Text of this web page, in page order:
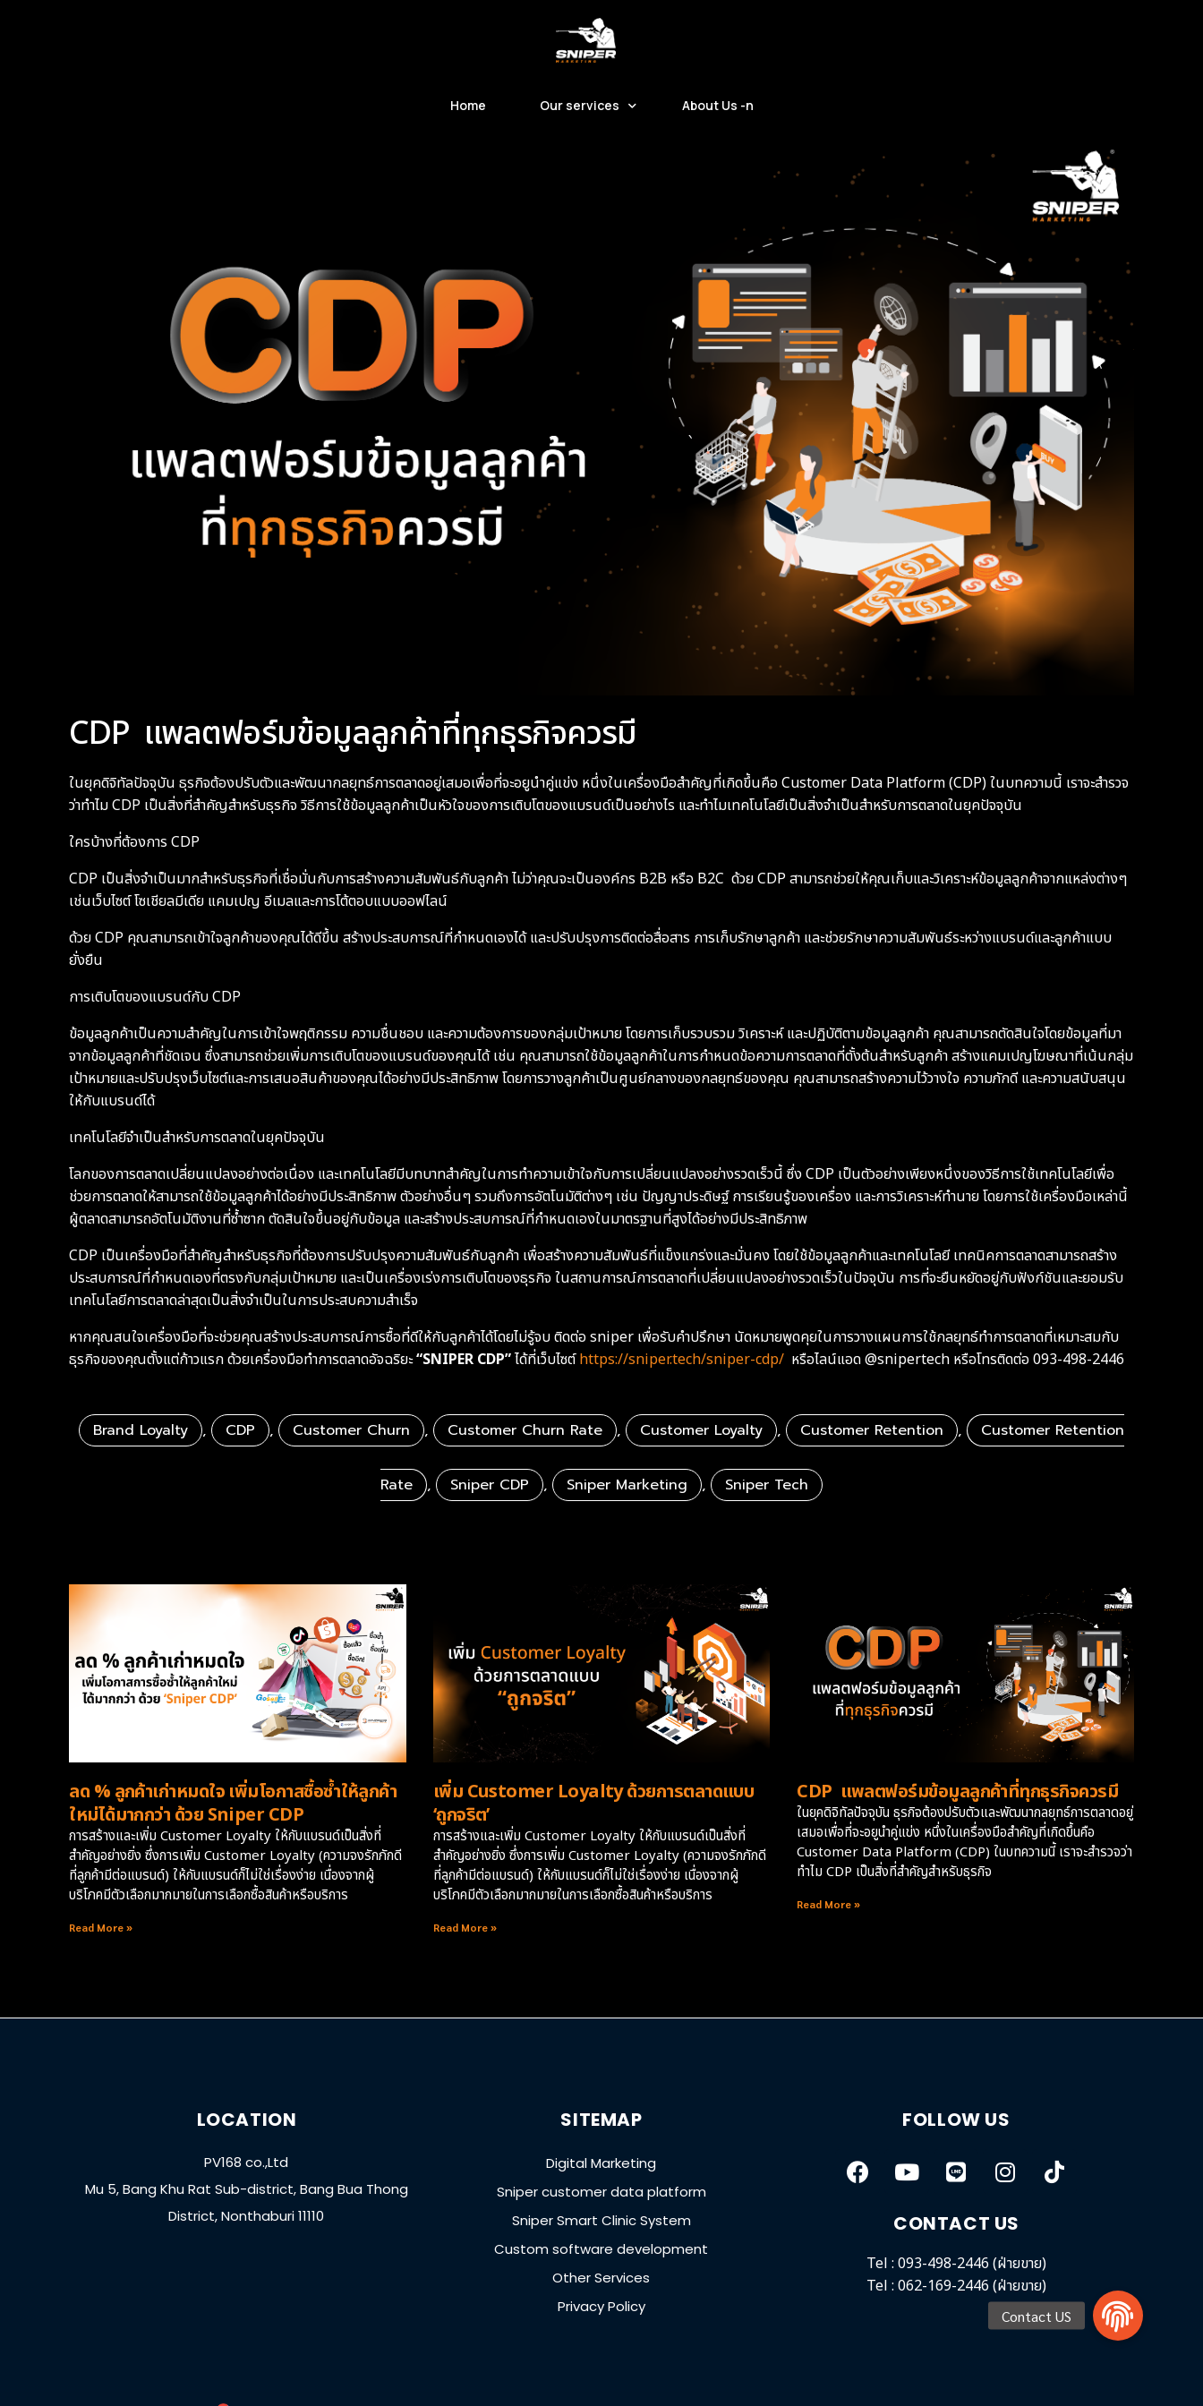
Home Our services
Custom Development Software
About Us -n
CDP แพลตฟอร์มข้อมูลลูกค้าที่ทุกธุรกิจควรมี
ในยุคดิจิทัลปัจจุบัน ธุรกิจต้องปรับตัวและพัฒนากลยุทธ์การตลาดอยู่เสมอเพื่อที่จะอยูนำคู่แข่ง หนึ่งในเครื่องมือสำคัญที่เกิดขึ้นคือ Customer Data Platform (CDP) ในบทความนี้ เราจะสำรวจ
ว่าทำไม CDP เป็นสิ่งที่สำคัญสำหรับธุรกิจ วิธีการใช้ข้อมูลลูกค้าเป็นหัวใจของการเติบโตของแบรนด์เป็นอย่างไร และทำไมเทคโนโลยีเป็นสิ่งจำเป็นสำหรับการตลาดในยุคปัจจุบัน
ใครบ้างที่ต้องการ CDP
CDP เป็นสิ่งจำเป็นมากสำหรับธุรกิจที่เชื่อมั่นกับการสร้างความสัมพันธ์กับลูกค้า ไม่ว่าคุณจะเป็นองค์กร B2B หรือ B2C ด้วย CDP สามารถช่วยให้คุณเก็บและวิเคราะห์ข้อมูลลูกค้าจากแหล่งต่างๆ
เช่นเว็บไซต์ โซเชียลมีเดีย แคมเปญ อีเมลและการโต้ตอบแบบออฟไลน์
ด้วย CDP คุณสามารถเข้าใจลูกค้าของคุณได้ดีขึ้น สร้างประสบการณ์ที่กำหนดเองได้ และปรับปรุงการติดต่อสื่อสาร การเก็บรักษาลูกค้า และช่วยรักษาความสัมพันธ์ระหว่างแบรนด์และลูกค้าแบบ
ยั่งยืน
การเติบโตของแบรนด์กับ CDP
ข้อมูลลูกค้าเป็นความสำคัญในการเข้าใจพฤติกรรม ความชื่นชอบ และความต้องการของกลุ่มเป้าหมาย โดยการเก็บรวบรวม วิเคราะห์ และปฏิบัติตามข้อมูลลูกค้า คุณสามารถตัดสินใจโดยข้อมูลที่มา
จากข้อมูลลูกค้าที่ชัดเจน ซึ่งสามารถช่วยเพิ่มการเติบโตของแบรนด์ของคุณได้ เช่น คุณสามารถใช้ข้อมูลลูกค้าในการกำหนดข้อความการตลาดที่ตั้งต้นสำหรับลูกค้า สร้างแคมเปญโฆษณาที่เน้นกลุ่ม
เป้าหมายและปรับปรุงเว็บไซต์และการเสนอสินค้าของคุณได้อย่างมีประสิทธิภาพ โดยการวางลูกค้าเป็นศูนย์กลางของกลยุทธ์ของคุณ คุณสามารถสร้างความไว้วางใจ ความภักดี และความสนับสนุน
ให้กับแบรนด์ได้
เทคโนโลยีจำเป็นสำหรับการตลาดในยุคปัจจุบัน
โลกของการตลาดเปลี่ยนแปลงอย่างต่อเนื่อง และเทคโนโลยีมีบทบาทสำคัญในการทำความเข้าใจกับการเปลี่ยนแปลงอย่างรวดเร็วนี้ ซึ่ง CDP เป็นตัวอย่างเพียงหนึ่งของวิธีการใช้เทคโนโลยีเพื่อ
ช่วยการตลาดให้สามารถใช้ข้อมูลลูกค้าได้อย่างมีประสิทธิภาพ ตัวอย่างอื่นๆ รวมถึงการอัตโนมัติต่างๆ เช่น ปัญญาประดิษฐ์ การเรียนรู้ของเครื่อง และการวิเคราะห์ทำนาย โดยการใช้เครื่องมือเหล่านี้
ผู้ตลาดสามารถอัตโนมัติงานที่ซ้ำซาก ตัดสินใจขึ้นอยู่กับข้อมูล และสร้างประสบการณ์ที่กำหนดเองในมาตรฐานที่สูงได้อย่างมีประสิทธิภาพ
CDP เป็นเครื่องมือที่สำคัญสำหรับธุรกิจที่ต้องการปรับปรุงความสัมพันธ์กับลูกค้า เพื่อสร้างความสัมพันธ์ที่แข็งแกร่งและมั่นคง โดยใช้ข้อมูลลูกค้าและเทคโนโลยี เทคนิคการตลาดสามารถสร้าง
ประสบการณ์ที่กำหนดเองที่ตรงกับกลุ่มเป้าหมาย และเป็นเครื่องเร่งการเติบโตของธุรกิจ ในสถานการณ์การตลาดที่เปลี่ยนแปลงอย่างรวดเร็วในปัจจุบัน การที่จะยืนหยัดอยู่กับฟังก์ชันและยอมรับ
เทคโนโลยีการตลาดล่าสุดเป็นสิ่งจำเป็นในการประสบความสำเร็จ
หากคุณสนใจเครื่องมือที่จะช่วยคุณสร้างประสบการณ์การซื้อที่ดีให้กับลูกค้าได้โดยไม่รู้จบ ติดต่อ sniper เพื่อรับคำปรึกษา นัดหมายพูดคุยในการวางแผนการใช้กลยุทธ์ทำการตลาดที่เหมาะสมกับ
ธุรกิจของคุณตั้งแต่ก้าวแรก ด้วยเครื่องมือทำการตลาดอัจฉริยะ“SNIPER CDP”ได้ที่เว็บไซต์https://sniper.tech/sniper-cdp/ หรือไลน์แอด @snipertech หรือโทรติดต่อ 093-498-2446
Brand Loyalty , CDP , Customer Churn , Customer Churn Rate , Customer Loyalty , Customer Retention , Customer Retention
Rate , Sniper CDP , Sniper Marketing , Sniper Tech
ลด % ลูกค้าเก่าหมดใจ เพิ่มโอกาสซื้อซ้ำให้ลูกค้า
ใหม่ได้มากกว่า ด้วย Sniper CDP
การสร้างและเพิ่ม Customer Loyalty ให้กับแบรนด์เป็นสิ่งที่
สำคัญอย่างยิ่ง ซึ่งการเพิ่ม Customer Loyalty (ความจงรักภักดี
ที่ลูกค้ามีต่อแบรนด์) ให้กับแบรนด์ก็ไม่ใช่เรื่องง่าย เนื่องจากผู้
บริโภคมีตัวเลือกมากมายในการเลือกซื้อสินค้าหรือบริการ
Read More »
เพิ่ม Customer Loyalty ด้วยการตลาดแบบ
‘ถูกจริต’
การสร้างและเพิ่ม Customer Loyalty ให้กับแบรนด์เป็นสิ่งที่
สำคัญอย่างยิ่ง ซึ่งการเพิ่ม Customer Loyalty (ความจงรักภักดี
ที่ลูกค้ามีต่อแบรนด์) ให้กับแบรนด์ก็ไม่ใช่เรื่องง่าย เนื่องจากผู้
บริโภคมีตัวเลือกมากมายในการเลือกซื้อสินค้าหรือบริการ
Read More »
CDP แพลตฟอร์มข้อมูลลูกค้าที่ทุกธุรกิจควรมี
ในยุคดิจิทัลปัจจุบัน ธุรกิจต้องปรับตัวและพัฒนากลยุทธ์การตลาดอยู่
เสมอเพื่อที่จะอยูนำคู่แข่ง หนึ่งในเครื่องมือสำคัญที่เกิดขึ้นคือ
Customer Data Platform (CDP) ในบทความนี้ เราจะสำรวจว่า
ทำไม CDP เป็นสิ่งที่สำคัญสำหรับธุรกิจ
Read More »
LOCATION
PV168 co.,Ltd
Mu 5, Bang Khu Rat Sub-district, Bang Bua Thong
District, Nonthaburi 11110
SITEMAP
Digital Marketing
Sniper customer data platform
Sniper Smart Clinic System
Custom software development
Other Services
Privacy Policy
FOLLOW US
CONTACT US
Tel : 093-498-2446 (ฝ่ายขาย)
Tel : 062-169-2446 (ฝ่ายขาย)